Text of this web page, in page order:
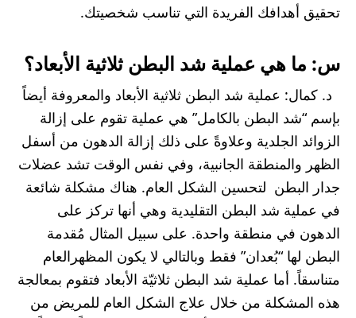
تحقيق أهدافك الفريدة التي تناسب شخصيتك.
س: ما هي عملية شد البطن ثلاثية الأبعاد؟
د. كمال: عملية شد البطن ثلاثية الأبعاد والمعروفة أيضاً
بإسم “شد البطن بالكامل” هي عملية تقوم على إزالة
الزوائد الجلدية وعلاوةً على ذلك إزالة الدهون من أسفل
الظهر والمنطقة الجانبية، وفي نفس الوقت تشد عضلات
جدار البطن لتحسين الشكل العام. هناك مشكلة شائعة
في عملية شد البطن التقليدية وهي أنها تركز على
الدهون في منطقة واحدة. على سبيل المثال مُقدمة
البطن لها “بُعدان” فقط وبالتالي لا يكون المظهرالعام
متناسقاً. أما عملية شد البطن ثلاثيّة الأبعاد فتقوم بمعالجة
هذه المشكلة من خلال علاج الشكل العام للمريض من